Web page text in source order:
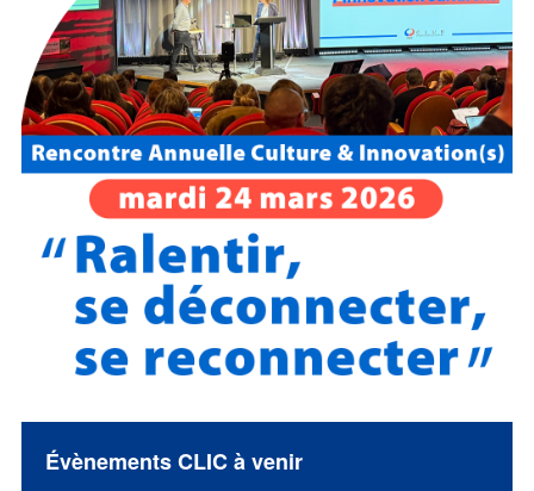
Évènements CLIC à venir